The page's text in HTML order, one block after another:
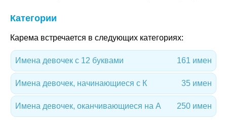
Категории
Карема встречается в следующих категориях:
Имена девочек с 12 буквами 161 имен
Имена девочек, начинающиеся с К 35 имен
Имена девочек, оканчивающиеся на А 250 имен